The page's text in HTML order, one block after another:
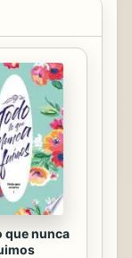
a
para
y
por la
vídeos
y
que nunca